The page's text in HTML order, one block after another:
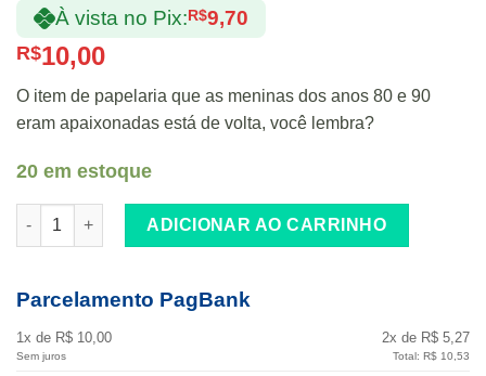
À vista no Pix:R$9,70
R$10,00
O item de papelaria que as meninas dos anos 80 e 90
eram apaixonadas está de volta, você lembra?
20 em estoque
Maçã com Clips Coloridos Retrô Anos 80 e 90 Papelaria Fofa
ADICIONAR AO CARRINHO
Parcelamento PagBank
1x de R$ 10,00
Sem juros
2x de R$ 5,27
Total: R$ 10,53